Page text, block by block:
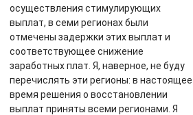
осуществления стимулирующих
выплат, в семи регионах были
отмечены задержки этих выплат и
соответствующее снижение
заработных плат. Я, наверное, не буду
перечислять эти регионы: в настоящее
время решения о восстановлении
выплат приняты всеми регионами. Я